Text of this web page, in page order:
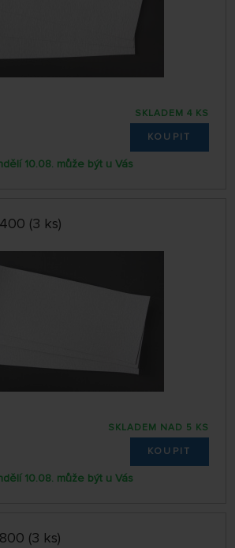
SKLADEM 4 KS
KOUPIT
10.08. může být u Vás
(3 ks)
SKLADEM NAD 5 KS
KOUPIT
10.08. může být u Vás
(3 ks)